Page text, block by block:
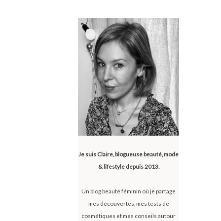
Je suis Claire, blogueuse beauté, mode
& lifestyle depuis 2013.
Un blog beauté féminin où je partage
mes découvertes, mes tests de
cosmétiques et mes conseils autour